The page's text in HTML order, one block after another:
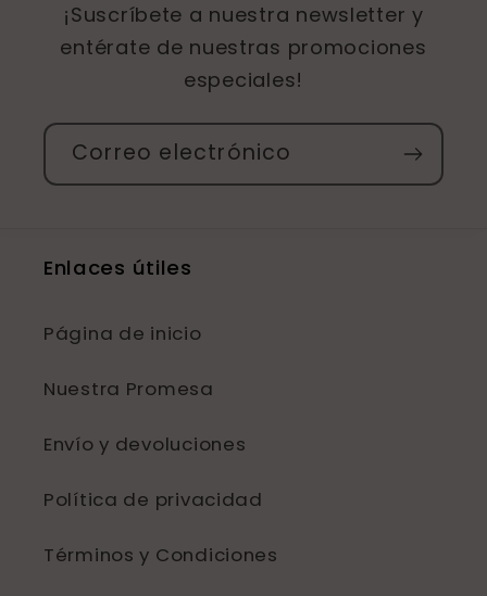
¡Suscríbete a nuestra newsletter y
entérate de nuestras promociones
especiales!
Correo electrónico
Enlaces útiles
Página de inicio
Nuestra Promesa
Envío y devoluciones
Política de privacidad
Términos y Condiciones